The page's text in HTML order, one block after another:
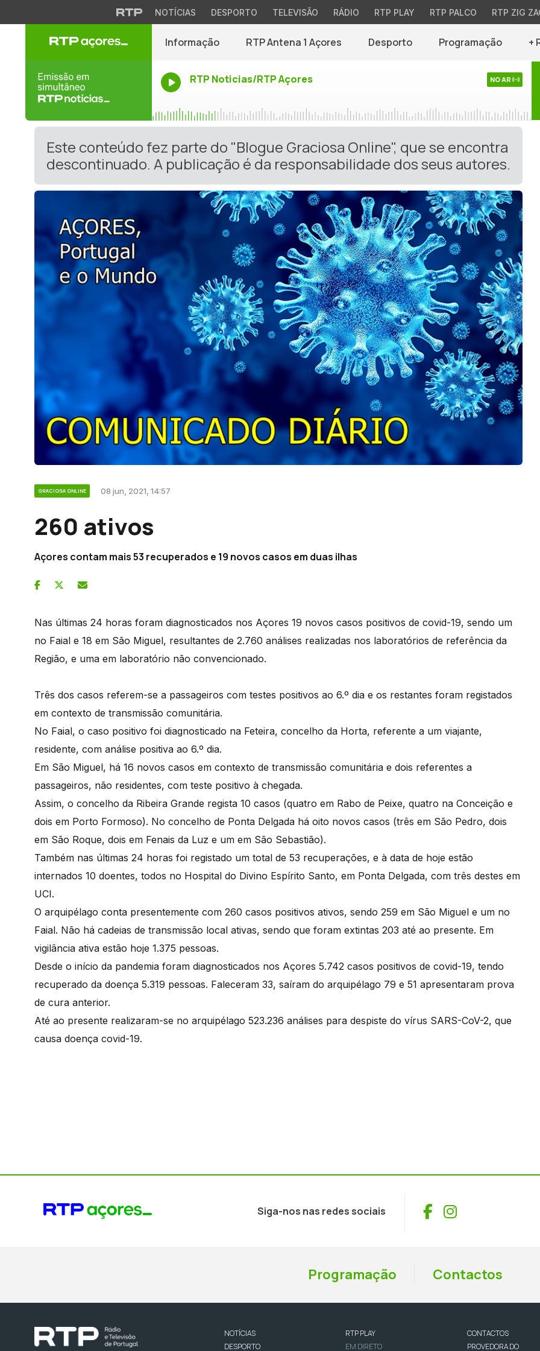
NOTÍCIAS DESPORTO TELEVISÃO RÁDIO RTP PLAY RTP PALCO RTP ZIG
Informação RTP Antena 1 Açores Desporto Programação +
RTP Noticias/RTP Açores NO AR
Este conteúdo fez parte do "Blogue Graciosa Online", que se encontra
descontinuado. A publicação é da responsabilidade dos seus autores.
GRACIOSA ONLINE 08 jun, 2021, 14:57
260 ativos
Açores contam mais 53 recuperados e 19 novos casos em duas ilhas
Nas últimas 24 horas foram diagnosticados nos Açores 19 novos casos positivos de covid-19, sendo um
no Faial e 18 em São Miguel, resultantes de 2.760 análises realizadas nos laboratórios de referência da
Região, e uma em laboratório não convencionado.
Três dos casos referem-se a passageiros com testes positivos ao 6.º dia e os restantes foram registados
em contexto de transmissão comunitária.
No Faial, o caso positivo foi diagnosticado na Feteira, concelho da Horta, referente a um viajante,
residente, com análise positiva ao 6.º dia.
Em São Miguel, há 16 novos casos em contexto de transmissão comunitária e dois referentes a
passageiros, não residentes, com teste positivo à chegada.
Assim, o concelho da Ribeira Grande regista 10 casos (quatro em Rabo de Peixe, quatro na Conceição e
dois em Porto Formoso). No concelho de Ponta Delgada há oito novos casos (três em São Pedro, dois
em São Roque, dois em Fenais da Luz e um em São Sebastião).
Também nas últimas 24 horas foi registado um total de 53 recuperações, e à data de hoje estão
internados 10 doentes, todos no Hospital do Divino Espírito Santo, em Ponta Delgada, com três destes em
UCI.
O arquipélago conta presentemente com 260 casos positivos ativos, sendo 259 em São Miguel e um no
Faial. Não há cadeias de transmissão local ativas, sendo que foram extintas 203 até ao presente. Em
vigilância ativa estão hoje 1.375 pessoas.
Desde o início da pandemia foram diagnosticados nos Açores 5.742 casos positivos de covid-19, tendo
recuperado da doença 5.319 pessoas. Faleceram 33, saíram do arquipélago 79 e 51 apresentaram prova
de cura anterior.
Até ao presente realizaram-se no arquipélago 523.236 análises para despiste do vírus SARS-CoV-2, que
causa doença covid-19.
Siga-nos nas redes sociais Facebook
Instagram
Programação Contactos
NOTÍCIAS
DESPORTO
RTP PLAY
EM DIRETO
CONTACTOS
PROVEDORA DO